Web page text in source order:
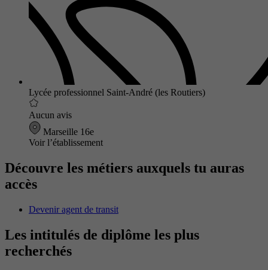
Lycée professionnel Saint-André (les Routiers)
Aucun avis
Marseille 16e
Voir l’établissement
Découvre les métiers auxquels tu auras
accès
Devenir agent de transit
Les intitulés de diplôme les plus
recherchés